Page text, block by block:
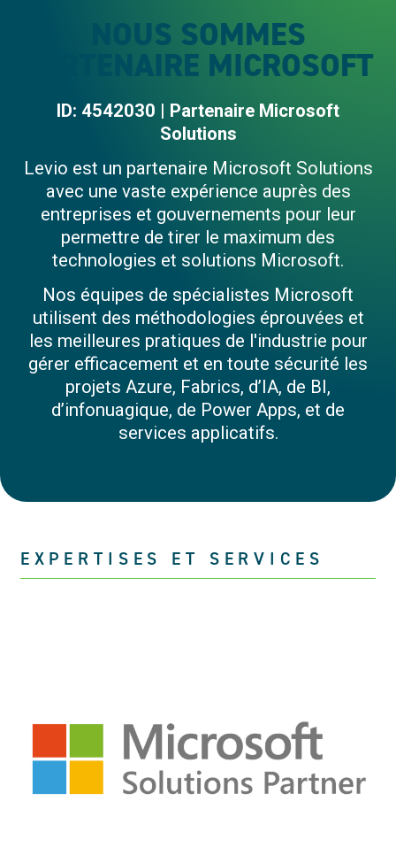
NOUS SOMMES
PARTENAIRE MICROSOFT
ID: 4542030 | Partenaire Microsoft
Solutions
Levio est un partenaire Microsoft Solutions
avec une vaste expérience auprès des
entreprises et gouvernements pour leur
permettre de tirer le maximum des
technologies et solutions Microsoft.
Nos équipes de spécialistes Microsoft
utilisent des méthodologies éprouvées et
les meilleures pratiques de l'industrie pour
gérer efficacement et en toute sécurité les
projets Azure, Fabrics, d’IA, de BI,
d’infonuagique, de Power Apps, et de
services applicatifs.
EXPERTISES ET SERVICES